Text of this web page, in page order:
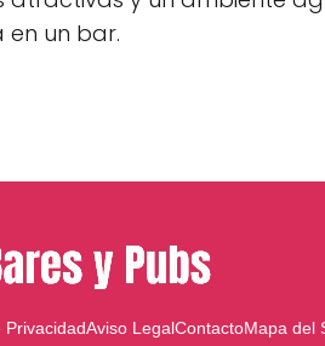
un bar.
Aviso LegalContactoMapa del